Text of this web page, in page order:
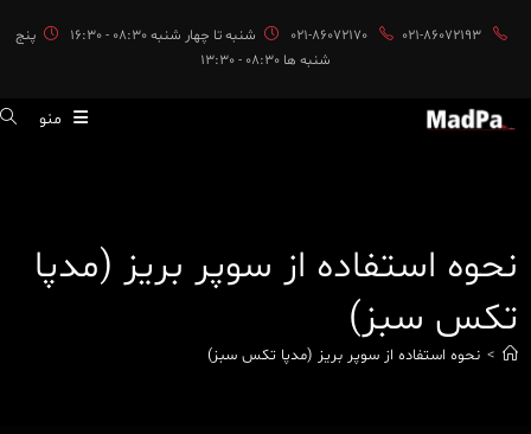
محتوا
021-86072170 021-86072193 شنبه تا چهار شنبه 08:30 - 16:30
پنج
شنبه ها 08:30 - 13:30
منو
نحوه استفاده از سوپر بریز (مدپا
تکس سبز)
> نحوه استفاده از سوپر بریز (مدپا تکس سبز)